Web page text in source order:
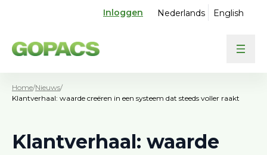
Inloggen Nederlands English
Home/Nieuws/
Klantverhaal: waarde creëren in een systeem dat steeds voller raakt
Klantverhaal: waarde